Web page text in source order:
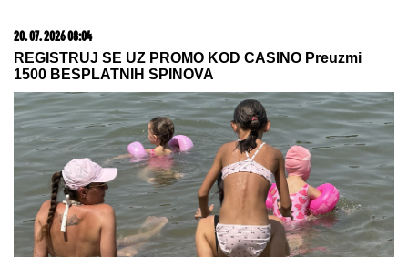
05. 08. 2026 06:45
Šta dete nasleđuje od oca, a šta od majke? Sve što
treba da znate o genetici